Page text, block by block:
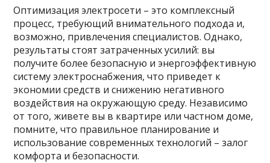
Оптимизация электросети – это комплексный
процесс, требующий внимательного подхода и,
возможно, привлечения специалистов. Однако,
результаты стоят затраченных усилий: вы
получите более безопасную и энергоэффективную
систему электроснабжения, что приведет к
экономии средств и снижению негативного
воздействия на окружающую среду. Независимо
от того, живете вы в квартире или частном доме,
помните, что правильное планирование и
использование современных технологий – залог
комфорта и безопасности.